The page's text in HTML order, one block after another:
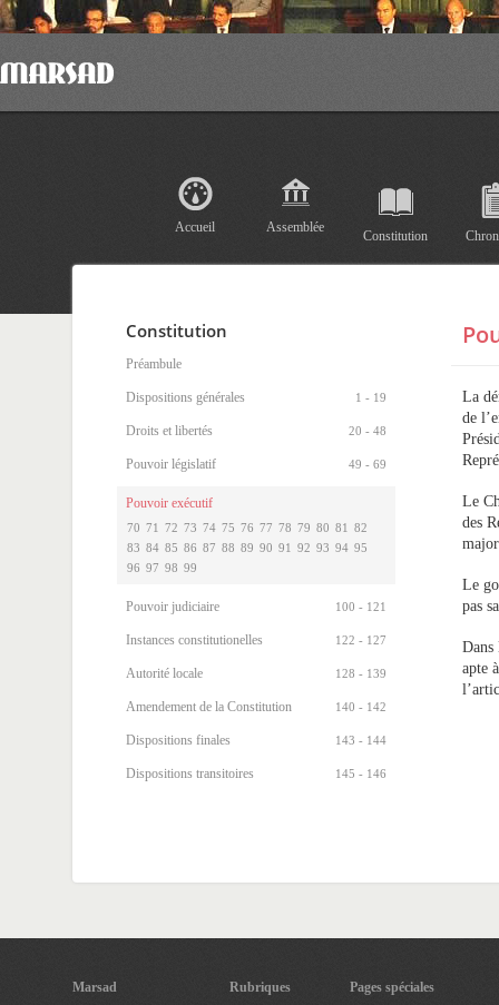
Accueil Assemblée
Constitution
Constitution
Préambule
1 - 19
Dispositions générales
20 - 48
Droits et libertés
49 - 69
Pouvoir législatif
Pouvoir exécutif
70 71 72 73 74 75 76 77 78 79 80 81 82
83 84 85 86 87 88 89 90 91 92 93 94 95
96 97 98 99
100 - 121
Pouvoir judiciaire
122 - 127
Instances constitutionelles
128 - 139
Autorité locale
140 - 142
Amendement de la Constitution
143 - 144
Dispositions finales
145 - 146
Dispositions transitoires
La
de
Le
des
Le
pas
Dans
apte
Marsad
Rubriques
Pages spéciales